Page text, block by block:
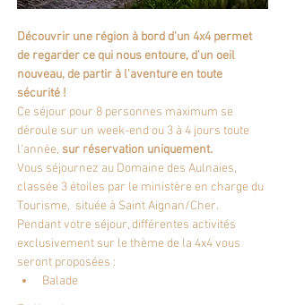
Découvrir une région à bord d'un 4x4 permet
de regarder ce qui nous entoure, d'un oeil
nouveau, de partir à l'aventure en toute
sécurité !
Ce séjour pour 8 personnes maximum se
déroule sur un week-end ou 3 à 4 jours toute
l'année, sur réservation uniquement.
Vous séjournez au Domaine des Aulnaies,
classée 3 étoiles par le ministère en charge du
Tourisme,  située à Saint Aignan/Cher.
Pendant votre séjour, différentes activités
exclusivement sur le thème de la 4x4 vous
seront proposées :
Balade